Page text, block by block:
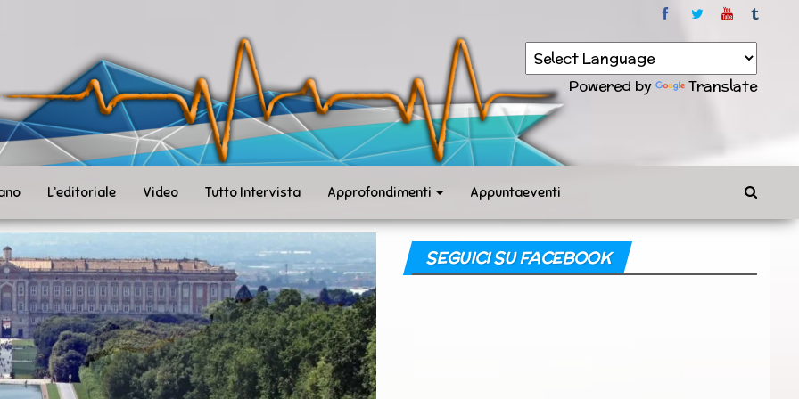
Powered by Translate
L’editoriale Video Tutto Intervista Approfondimenti Appuntaeventi
SEGUICI SU FACEBOOK